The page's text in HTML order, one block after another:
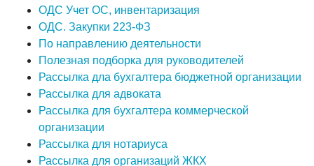
ОДС Учет ОС, инвентаризация
ОДС. Закупки 223-ФЗ
По направлению деятельности
Полезная подборка для руководителей
Рассылка дла бухгалтера бюджетной организации
Рассылка для адвоката
Рассылка для бухгалтера коммерческой
организации
Рассылка для нотариуса
Рассылка для организаций ЖКХ